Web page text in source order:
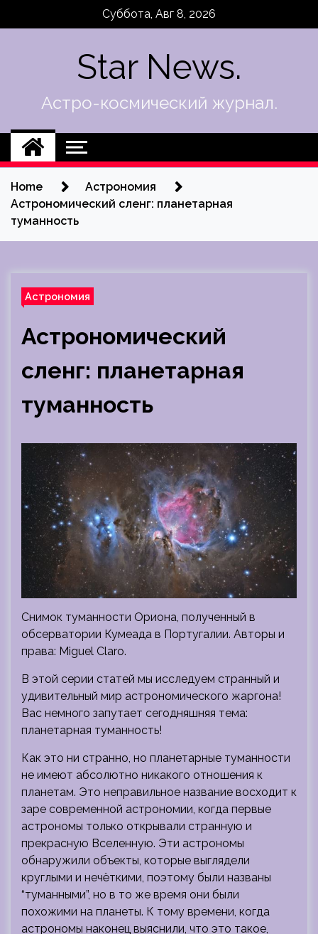
Суббота, Авг 8, 2026
Star News.
Астро-космический журнал.
Home
Астрономия
Астрономический сленг: планетарная
туманность
Астрономия
Астрономический
сленг: планетарная
туманность
Снимок туманности Ориона, полученный в
обсерватории Кумеада в Португалии. Авторы и
права: Miguel Claro.
В этой серии статей мы исследуем странный и
удивительный мир астрономического жаргона!
Вас немного запутает сегодняшняя тема:
планетарная туманность!
Как это ни странно, но планетарные туманности
не имеют абсолютно никакого отношения к
планетам. Это неправильное название восходит к
заре современной астрономии, когда первые
астрономы только открывали странную и
прекрасную Вселенную. Эти астрономы
обнаружили объекты, которые выглядели
круглыми и нечёткими, поэтому были названы
“туманными”, но в то же время они были
похожими на планеты. К тому времени, когда
астрономы наконец выяснили, что это такое,